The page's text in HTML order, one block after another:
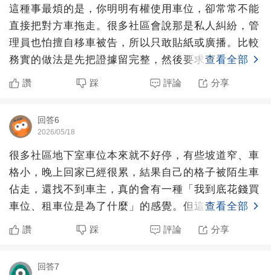
這種事最煩的是，你明明有權使用車位，卻常常不能
直接把對方車拖走。很多社區會說那是私人糾紛，管
理員也怕擅自移車被告，所以只敢貼紙或廣播。比較
務實的做法是先把證據留完整，然後要求管委會建立
固定流程，例如第
查看全部
讚 踩 評論 分享
回答6
2026/05/18
很多社區地下室車位本來就不好停，有些坡道窄、車
格小，晚上回家已經很累，結果自己的格子被陌生車
佔走，還找不到車主，真的會有一種「我到底花錢買
車位、租車位是為了什麼」的感覺。但這種時候最需
要提醒自己的一句
查看全部
讚 踩 評論 分享
回答7